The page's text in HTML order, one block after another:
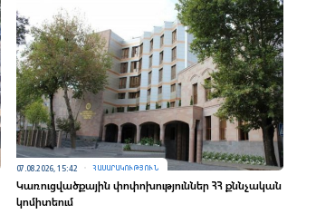
07.08.2026, 15:42 ՀԱՍԱՐԱԿՈՒԹՅՈՒՆ
Կառուցվածքային փոփոխություններ ՀՀ քննչական
կոմիտեում